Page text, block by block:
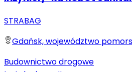
STRABAG
Gdańsk, województwo
Budownictwo drogowe